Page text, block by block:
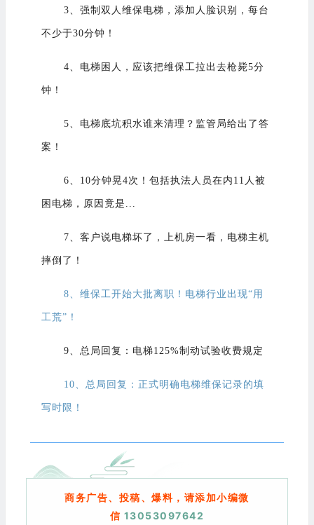
3、 强制双人维保电梯，添加人脸识别，每台
不少于30分钟！
4、 电梯困人，应该把维保工拉出去枪毙5分
钟！
5、 电梯底坑积水谁来清理？监管局给出了答
案！
6、10分钟晃4次！包括执法人员在内11人被
困电梯，原因竟是...
7、 客户说电梯坏了，上机房一看，电梯主机
摔倒了！
8、维保工开始大批离职！电梯行业出现“用
工荒”！
9、总局回复：电梯125%制动试验收费规定
10、总局回复：正式明确电梯维保记录的填
写时限！
商务广告、投稿、爆料，请添加小编微
信 13053097642